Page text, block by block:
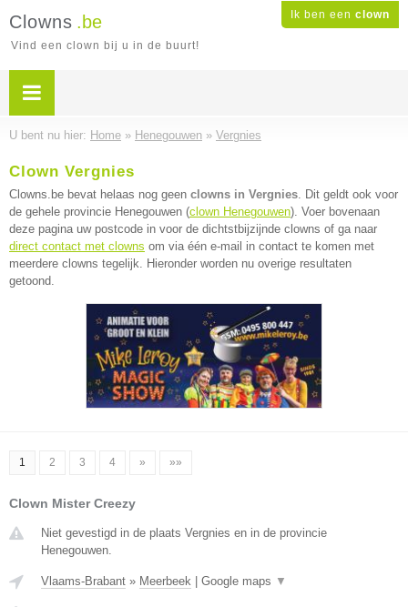
Ik ben een clown
Clowns .be
Vind een clown bij u in de buurt!
U bent nu hier: Home » Henegouwen » Vergnies
Clown Vergnies
Clowns.be bevat helaas nog geen clowns in Vergnies. Dit geldt ook voor
de gehele provincie Henegouwen (clown Henegouwen). Voer bovenaan
deze pagina uw postcode in voor de dichtstbijzijnde clowns of ga naar
direct contact met clowns om via één e-mail in contact te komen met
meerdere clowns tegelijk. Hieronder worden nu overige resultaten
getoond.
1 2 3 4 » »»
Clown Mister Creezy
Niet gevestigd in de plaats Vergnies en in de provincie
Henegouwen.
Vlaams-Brabant » Meerbeek Google maps ▼